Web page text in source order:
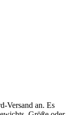
Versand an. Es